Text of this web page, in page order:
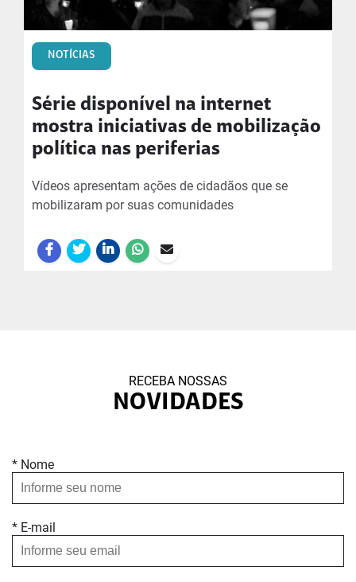
NOTÍCIAS
Série disponível na internet
mostra iniciativas de mobilização
política nas periferias
Vídeos apresentam ações de cidadãos que se
mobilizaram por suas comunidades
RECEBA NOSSAS
NOVIDADES
* Nome
* E-mail